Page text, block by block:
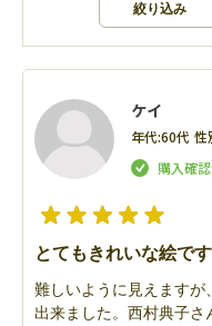
絞り込み
ケイ
年代:60代 性
とてもきれいな絵です
難しいように見えますが
出来ました。西村典子